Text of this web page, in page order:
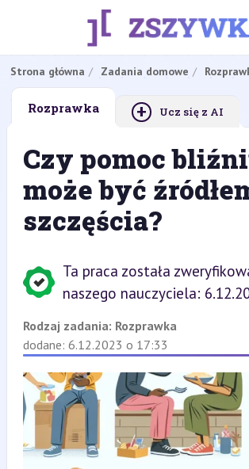
Strona główna Zadania domowe
Rozprawka + Ucz się z AI
Czy pomoc
może być
szczęścia?
Ta praca została
naszego nauczyciela:
Rodzaj zadania: Rozprawka
dodane: 6.12.2023 o 17:33